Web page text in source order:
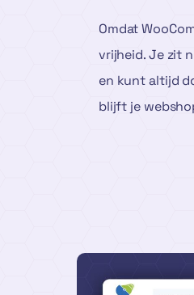
Omdat
vrijheid. Je zit
en kunt altijd
blijft je